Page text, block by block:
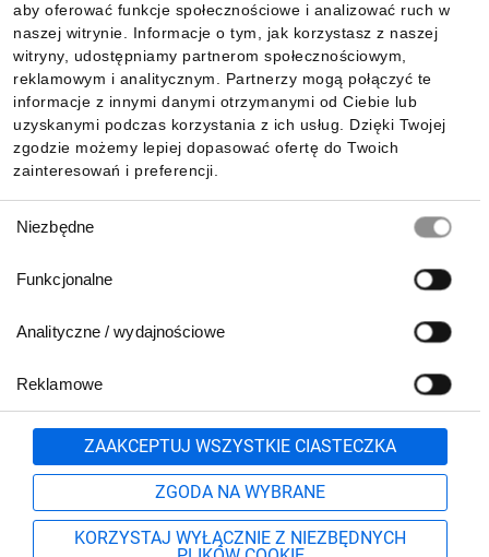
aby oferować funkcje społecznościowe i analizować ruch w
naszej witrynie. Informacje o tym, jak korzystasz z naszej
witryny, udostępniamy partnerom społecznościowym,
reklamowym i analitycznym. Partnerzy mogą połączyć te
informacje z innymi danymi otrzymanymi od Ciebie lub
uzyskanymi podczas korzystania z ich usług. Dzięki Twojej
zgodzie możemy lepiej dopasować ofertę do Twoich
zainteresowań i preferencji.
zgody
Niezbędne
Funkcjonalne
Analityczne / wydajnościowe
Reklamowe
ZAAKCEPTUJ WSZYSTKIE CIASTECZKA
ZGODA NA WYBRANE
KORZYSTAJ WYŁĄCZNIE Z NIEZBĘDNYCH
Informacje
Pobierz naszą aplikację mobilną:
801 500 700 lub
71 37 61 600
Formularz kontaktowy